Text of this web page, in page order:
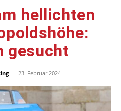
hellichten
gesucht
- 23. Februar 2024